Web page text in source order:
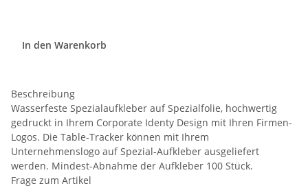
In den Warenkorb
Beschreibung
Wasserfeste Spezialaufkleber auf Spezialfolie, hochwertig
gedruckt in Ihrem Corporate Identy Design mit Ihren Firmen-
Logos. Die Table-Tracker können mit Ihrem
Unternehmenslogo auf Spezial-Aufkleber ausgeliefert
werden. Mindest-Abnahme der Aufkleber 100 Stück.
Frage zum Artikel